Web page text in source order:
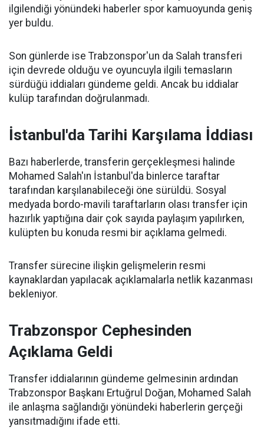
ilgilendiği yönündeki haberler spor kamuoyunda geniş
yer buldu.
Son günlerde ise Trabzonspor'un da Salah transferi
için devrede olduğu ve oyuncuyla ilgili temasların
sürdüğü iddiaları gündeme geldi. Ancak bu iddialar
kulüp tarafından doğrulanmadı.
İstanbul'da Tarihi Karşılama İddiası
Bazı haberlerde, transferin gerçekleşmesi halinde
Mohamed Salah'ın İstanbul'da binlerce taraftar
tarafından karşılanabileceği öne sürüldü. Sosyal
medyada bordo-mavili taraftarların olası transfer için
hazırlık yaptığına dair çok sayıda paylaşım yapılırken,
kulüpten bu konuda resmi bir açıklama gelmedi.
Transfer sürecine ilişkin gelişmelerin resmi
kaynaklardan yapılacak açıklamalarla netlik kazanması
bekleniyor.
Trabzonspor Cephesinden
Açıklama Geldi
Transfer iddialarının gündeme gelmesinin ardından
Trabzonspor Başkanı Ertuğrul Doğan, Mohamed Salah
ile anlaşma sağlandığı yönündeki haberlerin gerçeği
yansıtmadığını ifade etti.